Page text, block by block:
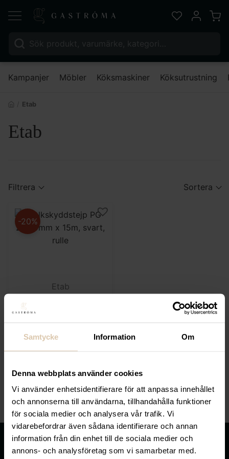
Samtycke Information Om
Denna webbplats använder cookies
Vi använder enhetsidentifierare för att anpassa innehållet
och annonserna till användarna, tillhandahålla funktioner
för sociala medier och analysera vår trafik. Vi
vidarebefordrar även sådana identifierare och annan
information från din enhet till de sociala medier och
annons- och analysföretag som vi samarbetar med.
Sök efter:
Favoriter
Mitt
Kampanjer Möbler Köksmaskiner Köksutrustning
Etab
Etab
Filtrera Sortera
-20%
Etab
50mm x 15m, svart,
319,20kr Det ursprungliga priset var: 319,20 kr.
255,42 krDet nuvarande priset är:
17,03kr/meter
KÖP